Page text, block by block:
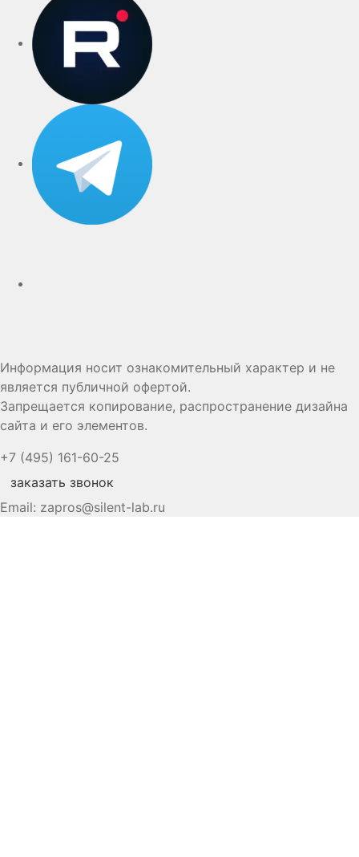
Информация носит ознакомительный характер и не
является публичной офертой.
Запрещается копирование, распространение дизайна
сайта и его элементов.
+7 (495) 161-60-25
заказать звонок
Email: zapros@silent-lab.ru